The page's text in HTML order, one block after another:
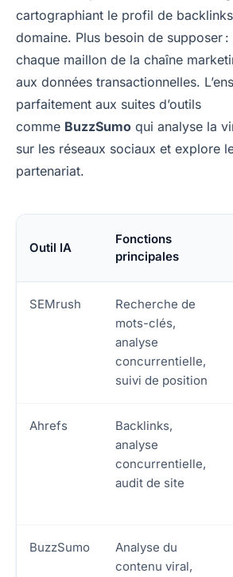
cartographiant le profil de
domaine. Plus besoin de supposer :
chaque maillon de la chaîne
aux données transactionnelles.
parfaitement aux suites d’outils
comme BuzzSumo qui analyse la
sur les réseaux sociaux et explore
partenariat.
Outil IA
Fonctions
principales
SEMrush
Recherche de
mots-clés,
analyse
concurrentielle,
suivi de position
Ahrefs
Backlinks,
analyse
concurrentielle,
audit de site
BuzzSumo
Analyse du
contenu viral,